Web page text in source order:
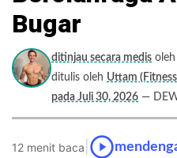
Bugar
ditinjau secara medis oleh
ditulis oleh Uttam (Fitness
pada Juli 30, 2026 —
12 menit baca